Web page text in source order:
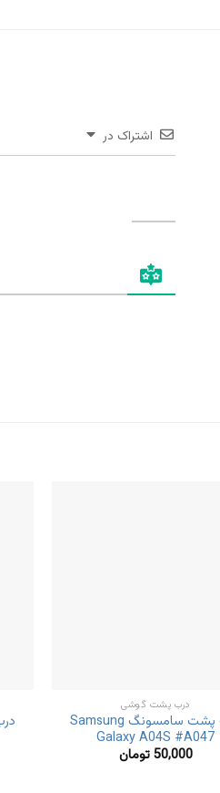
اشتراک در
درب پشت گوشی
درب پشت سامسونگ Samsung
Galaxy A04S #A047
50,000تومان